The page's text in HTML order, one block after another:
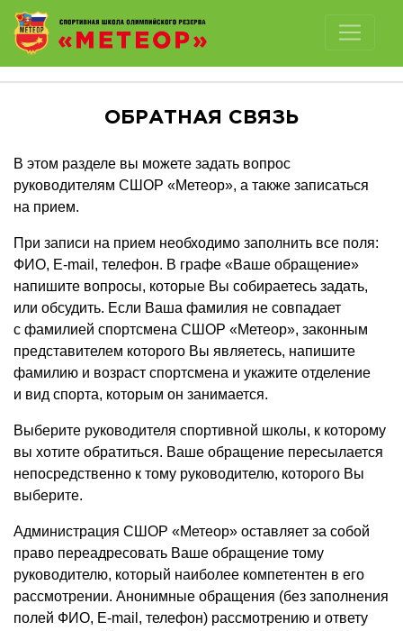
Отключить картинки
ОБРАТНАЯ СВЯЗЬ
В этом разделе вы можете задать вопрос
руководителям СШОР «Метеор», а также записаться
на прием.
При записи на прием необходимо заполнить все поля:
ФИО, E-mail, телефон. В графе «Ваше обращение»
напишите вопросы, которые Вы собираетесь задать,
или обсудить. Если Ваша фамилия не совпадает
с фамилией спортсмена СШОР «Метеор», законным
представителем которого Вы являетесь, напишите
фамилию и возраст спортсмена и укажите отделение
и вид спорта, которым он занимается.
Выберите руководителя спортивной школы, к которому
вы хотите обратиться. Ваше обращение пересылается
непосредственно к тому руководителю, которого Вы
выберите.
Администрация СШОР «Метеор» оставляет за собой
право переадресовать Ваше обращение тому
руководителю, который наиболее компетентен в его
рассмотрении. Анонимные обращения (без заполнения
полей ФИО, E-mail, телефон) рассмотрению и ответу